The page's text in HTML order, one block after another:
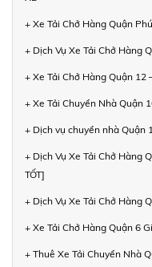
+ Xe Tải Chở Hàng Quận
+ Dịch Vụ Xe Tải Chở Hàng
+ Xe Tải Chở Hàng Quận 12
+ Xe Tải Chuyển Nhà Quận
+ Dịch vụ chuyển nhà Quận
+ Dịch Vụ Xe Tải Chở Hàng
TỐT]
+ Dịch Vụ Xe Tải Chở Hàng
+ Xe Tải Chở Hàng Quận 6
+ Thuê Xe Tải Chuyển Nhà